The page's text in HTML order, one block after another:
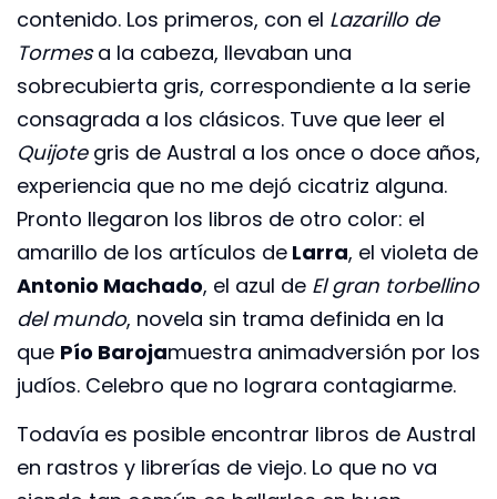
contenido. Los primeros, con el Lazarillo de
Tormesa la cabeza, llevaban una
sobrecubierta gris, correspondiente a la serie
consagrada a los clásicos. Tuve que leer el
Quijotegris de Austral a los once o doce años,
experiencia que no me dejó cicatriz alguna.
Pronto llegaron los libros de otro color: el
amarillo de los artículos de Larra, el violeta de
Antonio Machado, el azul de El gran torbellino
del mundo, novela sin trama definida en la
que Pío Barojamuestra animadversión por los
judíos. Celebro que no lograra contagiarme.
Todavía es posible encontrar libros de Austral
en rastros y librerías de viejo. Lo que no va